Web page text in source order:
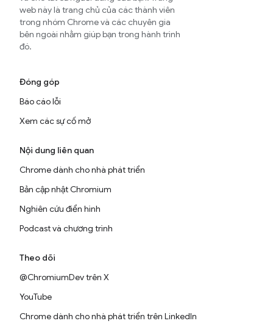
web này là trang chủ của các thành viên
trong nhóm Chrome và các chuyên gia
bên ngoài nhằm giúp bạn trong hành trình
đó.
Đóng góp
Báo cáo lỗi
Xem các sự cố mở
Nội dung liên quan
Chrome dành cho nhà phát triển
Bản cập nhật Chromium
Nghiên cứu điển hình
Podcast và chương trình
Theo dõi
@ChromiumDev trên X
YouTube
Chrome dành cho nhà phát triển trên LinkedIn